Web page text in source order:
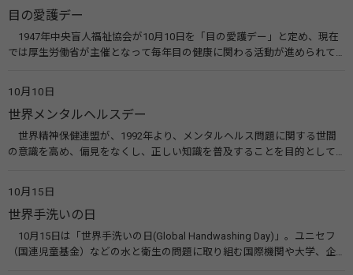
目の愛護デー
1947年中央盲人福祉協会が10月10日を「目の愛護デー」と定め、現在
では厚生労働省が主催となって毎年目の健康に関わる活動が進められて
会）
10月10日
世界メンタルヘルスデー
世界精神保健連盟が、1992年より、メンタルヘルス問題に関する世間
の意識を高め、偏見をなくし、正しい知識を普及することを目的として、
す。 関連リンク 世界メンタルヘルスデー（厚生労働省） 働く人のメンタ
ルヘルス・ポータルサイト「こころの耳」（厚生労働省）
10月15日
世界手洗いの日
10月15日は「世界手洗いの日(Global Handwashing Day)」。ユニセフ
（国連児童基金）などの水と衛生の問題に取り組む国際機関や大学、企